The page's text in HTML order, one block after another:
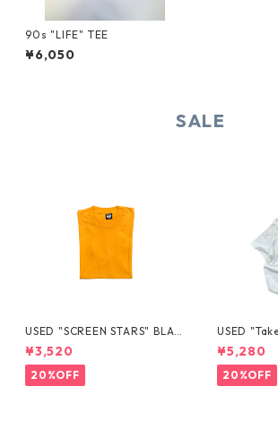
90s "LIFE" TEE
¥6,050
SALE
USED "SCREEN STARS" BLAN
K TEE
¥3,520
20%OFF
USED
¥5,280
20%OFF